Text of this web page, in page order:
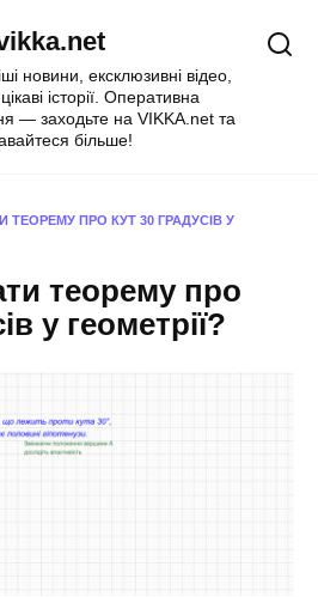
новини, ексклюзивні відео,
історії. Оперативна
— заходьте на VIKKA.net та
більше!
ТЕОРЕМУ ПРО КУТ 30 ГРАДУСІВ У
теорему про
у геометрії?